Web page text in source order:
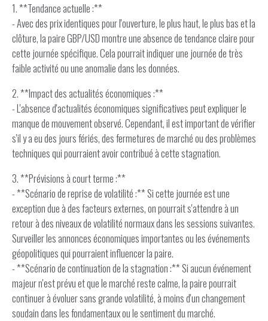
1. **Tendance actuelle :**
- Avec des prix identiques pour l'ouverture, le plus haut, le plus bas et la
clôture, la paire GBP/USD montre une absence de tendance claire pour
cette journée spécifique. Cela pourrait indiquer une journée de très
faible activité ou une anomalie dans les données.
2. **Impact des actualités économiques :**
- L'absence d'actualités économiques significatives peut expliquer le
manque de mouvement observé. Cependant, il est important de vérifier
s'il y a eu des jours fériés, des fermetures de marché ou des problèmes
techniques qui pourraient avoir contribué à cette stagnation.
3. **Prévisions à court terme :**
- **Scénario de reprise de volatilité :** Si cette journée est une
exception due à des facteurs externes, on pourrait s'attendre à un
retour à des niveaux de volatilité normaux dans les sessions suivantes.
Surveiller les annonces économiques importantes ou les événements
géopolitiques qui pourraient influencer la paire.
- **Scénario de continuation de la stagnation :** Si aucun événement
majeur n'est prévu et que le marché reste calme, la paire pourrait
continuer à évoluer sans grande volatilité, à moins d'un changement
soudain dans les fondamentaux ou le sentiment du marché.